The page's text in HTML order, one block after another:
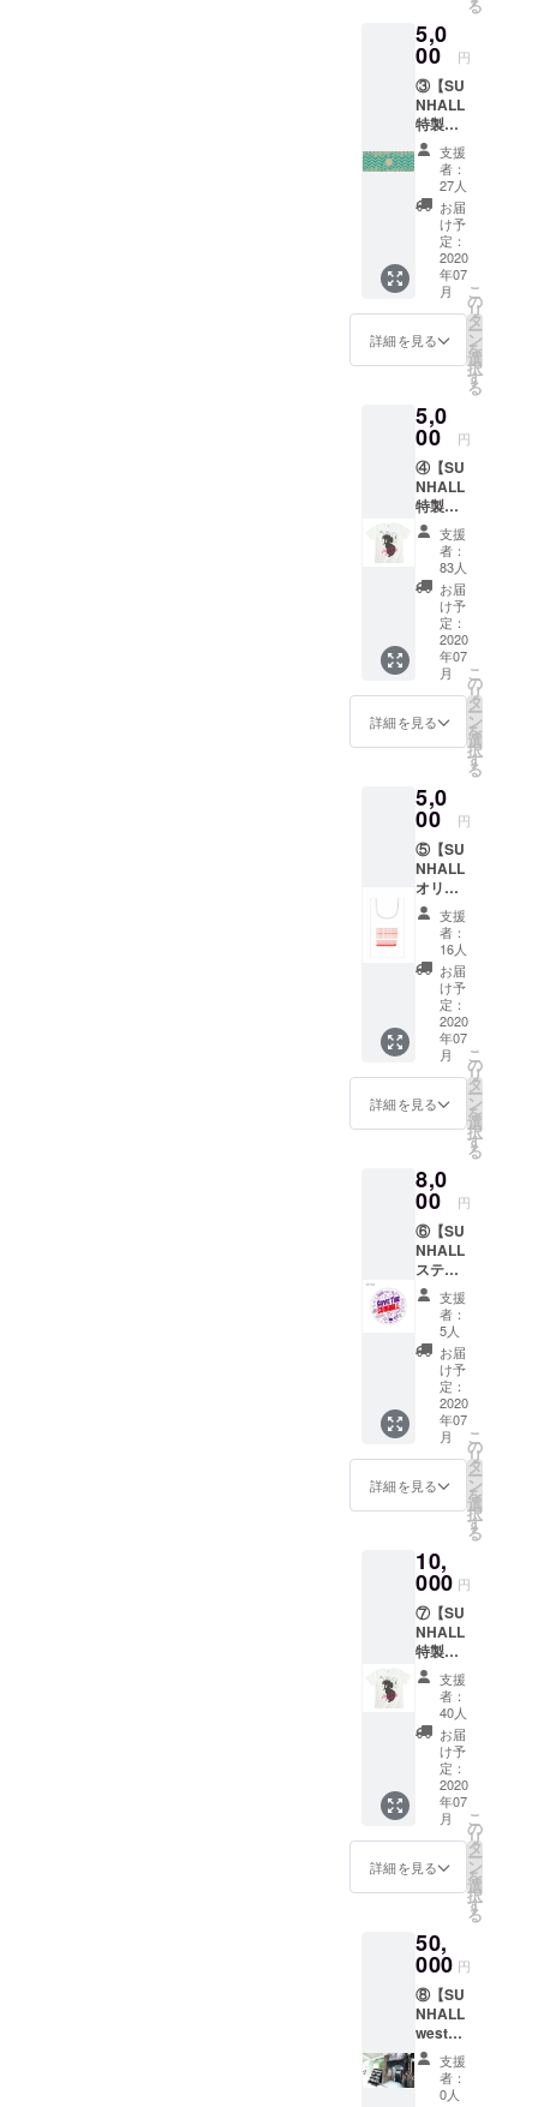
creativ
e works
SHOCK
Sデザイ
ンの
SUNHA
LLス
テッ
カー1枚
と店舗
共通利
用可能
なドリ
ンクチ
ケット3
枚をリ
ターン
クチ
ケット
は600円
までで
使用可
能 ＊支
援時に
プルダ
ウンメ
ニュー
よりご
希望の
受け取
り方法
を選択
くださ
い。
希望の
場合
は、
2020年
12月31
日まで
とさせ
ていた
だきま
す。）
＊ドリ
ンクチ
ケット
使用期
限：
10月31
日 ＊商
ン、仕
様、外
観は予
告なく
変更す
る場合
があり
ますの
でご了
承くだ
さい。 *
どのリ
ターン
も金額
を「上
援」を
するこ
す。ご
都合許
す場合
は、リ
ターン
の額に
上乗せ
して、
ご支援
頂けま
すと大
変嬉し
いで
す。
る
5,0
00 円
③【SU
NHALL
特製
フェイ
スタオ
ル＋ド
リンク
チケッ
ト3枚】
デザイ
ナーだ
けに留
まら
ず、映
画監督
やプロ
ス業、
更には
アー
ティス
ト活動
でもめ
ざまし
い活躍
をして
るISSEI
氏のデ
ザイン
による
SUNHA
LL特製
フェイ
スタオ
能なド
リンク
チケッ
ト3枚を
リター
ンしま
す。 ＊
ドリン
クチ
ケット
は600円
までで
使用可
援時に
プルダ
ウンメ
受け取
り方法
を選択
くださ
い。
（店頭
での受
け取り
希望の
場合
は、
2020年
12月31
日まで
とさせ
だきま
す。）
ケット
使用期
限：
2021年
10月31
日 ＊商
品のデ
ザイ
ン、仕
様、外
観は予
告なく
変更す
る場合
があり
でご了
承くだ
ターン
も金額
を「上
乗せ支
援」を
するこ
とがで
きま
す。ご
支援
者：
27人
お届
け予
定：
2020
年07
月
詳細を見る
こ
の
リ
タ
ー
ン
を
選
択
す
る
5,0
00 円
④【SU
NHALL
特製オ
リジナ
ルTシャ
ツ 】 人
気アー
ティス
トや夏
フェス
のジャ
ケット
やグッ
ズを手
掛ける
creativ
e works
SHOCK
Sデザイ
ンの
SUNHA
LL特製T
シャツ
カ
ラー：
BLACK
/ WHITE
サイ
ズ：S /
M / L /
ルダウ
ンから
ご希望
をお選
びくだ
さい) ＊
支援時
にプル
ダウン
メ
ニュー
よりご
希望の
受け取
り方法
を選択
くださ
い。
（店頭
での受
は、
2020年
12月31
日まで
とさせ
ていた
だきま
す。）
＊商品
のデザ
イン、
仕様、
外観は
予告な
く変更
合があ
ります
ださ
い。 *ど
のリ
ターン
も金額
を「上
乗せ支
援」を
するこ
支援
者：
83人
お届
け予
定：
2020
年07
月
詳細を見る
こ
の
リ
タ
ー
ン
を
選
択
す
る
5,0
00 円
⑤【SU
NHALL
オリジ
ナルエ
コバッ
ク＋ド
リンク
チケッ
ト3枚】
SUNHA
LLオリ
ジナル
エコ
バック
と店舗
共通利
なドリ
ンクチ
ケット3
枚をリ
ターン
しま
す。 ＊
ドリン
クチ
ケット
は600円
までで
使用可
援時に
プルダ
ウンメ
受け取
り方法
を選択
くださ
い。
（店頭
での受
け取り
希望の
場合
は、
2020年
12月31
日まで
とさせ
ていた
だきま
ケット
使用期
限：
2021年
10月31
日 ＊商
品のデ
ザイ
ン、仕
支援
者：
16人
お届
け予
定：
2020
年07
月
詳細を見る
こ
の
リ
タ
ー
ン
を
選
択
す
る
8,0
00 円
⑥【SU
NHALL
ステッ
カー+ド
リンク
チケッ
ト10
枚】 人
気アー
ティス
トや夏
フェス
のジャ
ケット
やグッ
ズを手
creativ
e works
SHOCK
Sデザイ
ンの
SUNHA
LLス
テッ
カー1枚
と店舗
共通利
用可能
なドリ
ンクチ
ケット3
枚をリ
ターン
クチ
ケット
は600円
までで
使用可
能 ＊支
援時に
プルダ
ウンメ
支援
者：
5人
お届
け予
定：
2020
年07
月
詳細を見る
こ
の
リ
タ
ー
ン
を
選
択
す
る
10,
000 円
⑦【SU
NHALL
特製オ
リジナ
ルTシャ
ツ+フェ
イスタ
オル＋
エコ
バック
＋ス
テッ
カー4点
セット
】
SUNHA
LL特製T
シャツ
とフェ
イスタ
オル、
エコ
バッ
ク、ス
テッ
カーの4
支援
者：
40人
お届
け予
定：
2020
年07
月
詳細を見る
こ
の
リ
タ
ー
ン
を
選
択
す
る
50,
000 円
⑧【SU
NHALL
west（
平日）
レンタ
ルコー
支援
者：
0人